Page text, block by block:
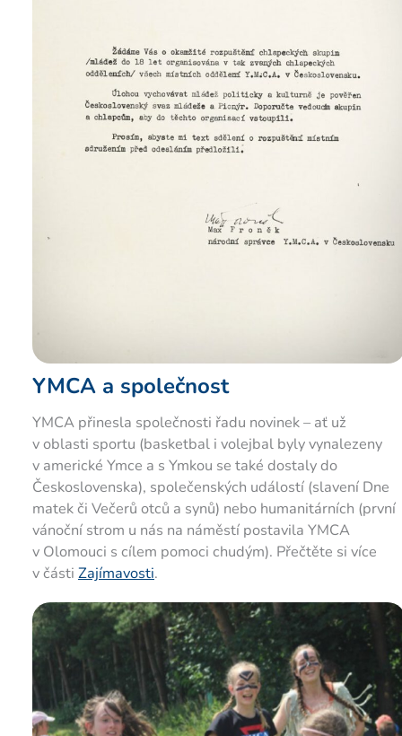
YMCA a společnost
YMCA přinesla společnosti řadu novinek – ať už
v oblasti sportu (basketbal i volejbal byly vynalezeny
v americké Ymce a s Ymkou se také dostaly do
Československa), společenských událostí (slavení Dne
matek či Večerů otců a synů) nebo humanitárních (první
vánoční strom u nás na náměstí postavila YMCA
v Olomouci s cílem pomoci chudým). Přečtěte si více
v části Zajímavosti.